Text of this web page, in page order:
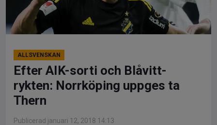
ALLSVENSKAN
Efter AIK-sorti och Blåvitt-
rykten: Norrköping uppges ta
Thern
Publicerad januari 12, 2018 14:13